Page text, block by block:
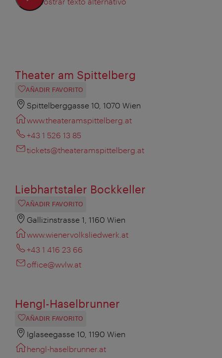
Theater am Spittelberg
AÑADIR FAVORITO
Spittelberggasse 10, 1070 Wien
www.theateramspittelberg.at
+43 1 526 13 85
tickets@theateramspittelberg.at
Liebhartstaler Bockkeller
AÑADIR FAVORITO
Gallizinstrasse 1, 1160 Wien
www.wienervolksliedwerk.at
+43 1 416 23 66
office@wvlw.at
Hengl-Haselbrunner
AÑADIR FAVORITO
Iglaseegasse 10, 1190 Wien
hengl-haselbrunner.at